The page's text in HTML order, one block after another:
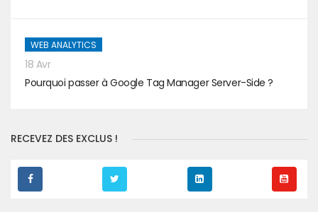
WEB ANALYTICS
18 Avr
Pourquoi passer à Google Tag Manager Server-Side ?
RECEVEZ DES EXCLUS !